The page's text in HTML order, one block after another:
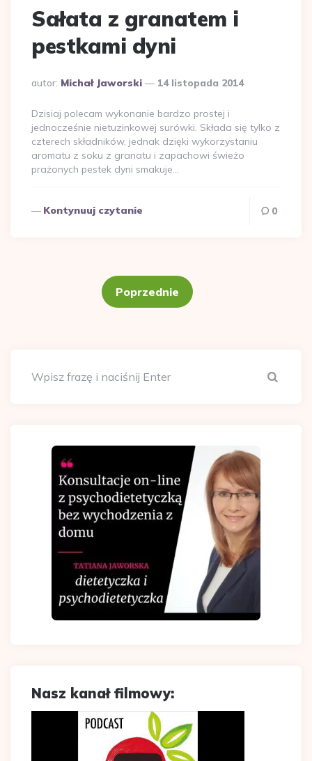
Sałata z granatem i
pestkami dyni
Dodane
autor: Michał Jaworski 14 listopada 2014
Dzisiaj polecam wykonanie bardzo prostej i
jednocześnie nietuzinkowej surówki. Składa się tylko z
czterech składników, jednak dzięki wykorzystaniu
aromatu z soku z granatu i zapachowi świeżo
prażonych pestek dyni smakuje…
Kontynuuj czytanie 0
Poprzednie
Nasz kanał filmowy: